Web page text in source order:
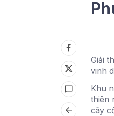
Giải
vinh
Khu
thiên
cây